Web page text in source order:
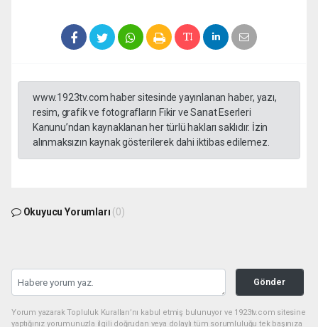
www.1923tv.com haber sitesinde yayınlanan haber, yazı,
resim, grafik ve fotografların Fikir ve Sanat Eserleri
Kanunu’ndan kaynaklanan her türlü hakları saklıdır. İzin
alınmaksızın kaynak gösterilerek dahi iktibas edilemez.
Okuyucu Yorumları (0)
Gönder
Yorum yazarak Topluluk Kuralları’nı kabul etmiş bulunuyor ve 1923tv.com sitesine
yaptığınız yorumunuzla ilgili doğrudan veya dolaylı tüm sorumluluğu tek başınıza